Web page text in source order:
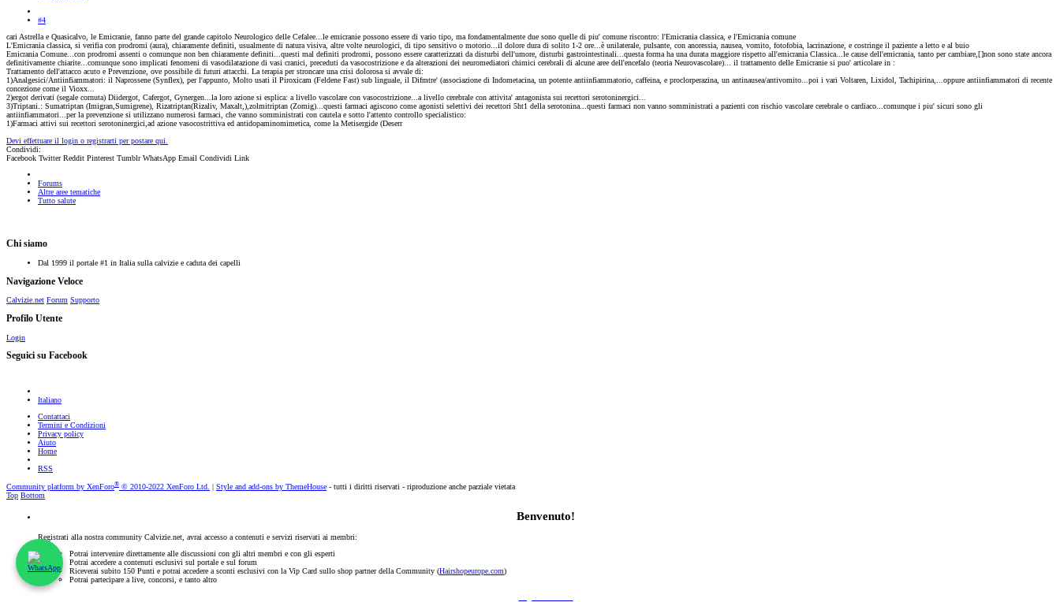
#4
cari Astrella e Quasicalvo, le Emicranie, fanno parte del grande capitolo Neurologico delle Cefalee...le emicranie possono essere di vario tipo, ma fondamentalmente due sono quelle di piu' comune riscontro: l'Emicrania classica, e l'Emicrania comune
L'Emicrania classica, si verifia con prodromi (aura), chiaramente definiti, usualmente di natura visiva, altre volte neurologici, di tipo sensitivo o motorio...il dolore dura di solito 1-2 ore...è unilaterale, pulsante, con anoressia, nausea, vomito, fotofobia, lacrinazione, e costringe il paziente a letto e al buio
Emicrania Comune...con prodromi assenti o comunque non ben chiaramente definiti...questi mal definiti prodromi, possono essere caratterizzati da disturbi dell'umore, disturbi gastrointestinali...questa forma ha una durata maggiore rispetto all'emicrania Classica...le cause dell'emicrania, tanto per cambiare,[]non sono state ancora
definitivamente chiarite...comunque sono implicati fenomeni di vasodilatazione di vasi cranici, preceduti da vasocostrizione e da alterazioni dei neuromediatori chimici cerebrali di alcune aree dell'encefalo (teoria Neurovascolare)... il trattamento delle Emicranie si puo' articolare in :
Trattamento dell'attacco acuto e Prevenzione, ove possibile di futuri attacchi. La terapia per stroncare una crisi dolorosa si avvale di:
1)Analgesici/Antiinfiammatori: il Naprossene (Synflex), per l'appunto, Molto usati il Piroxicam (Feldene Fast) sub linguale, il Difmtre' (associazione di Indometacina, un potente antiinfiammatorio, caffeina, e proclorperazina, un antinausea/antivomito...poi i vari Voltaren, Lixidol, Tachipirina,...oppure antiinfiammatori di recente
concezione come il Vioxx...
2)ergot derivati (segale cornuta) Diidergot, Cafergot, Gynergen...la loro azione si esplica: a livello vascolare con vasocostrizione...a livello cerebrale con attivita' antagonista sui recettori serotoninergici...
3)Triptani.: Sumatriptan (Imigran,Sumigrene), Rizatriptan(Rizaliv, Maxalt,),zolmitriptan (Zomig)...questi farmaci agiscono come agonisti selettivi dei recettori 5ht1 della serotonina...questi farmaci non vanno somministrati a pazienti con rischio vascolare cerebrale o cardiaco...comunque i piu' sicuri sono gli
antiinfiammatori...per la prevenzione si utilizzano numerosi farmaci, che vanno somministrati con cautela e sotto l'attento controllo specialistico:
1)Farmaci attivi sui recettori serotoninergici,ad azione vasocostrittiva ed antidopaminomimetica, come la Metisergide (Deserr
Devi effettuare il login o registrarti per postare qui.
Condividi:
Facebook Twitter Reddit Pinterest Tumblr WhatsApp Email Condividi Link
Forums
Altre aree tematiche
Tutto salute
Chi siamo
Dal 1999 il portale #1 in Italia sulla calvizie e caduta dei capelli
Navigazione Veloce
Calvizie.net Forum Supporto
Profilo Utente
Login
Seguici su Facebook
Italiano
Contattaci
Termini e Condizioni
Privacy policy
Aiuto
Home
RSS
Community platform by XenForo® © 2010-2022 XenForo Ltd. Style and add-ons by ThemeHouse - tutti i diritti riservati - riproduzione anche parziale vietata
Top Bottom
Benvenuto!
Registrati alla nostra community Calvizie.net, avrai accesso a contenuti e servizi riservati ai membri:
Potrai intervenire direttamente alle discussioni con gli altri membri e con gli esperti
Potrai accedere a contenuti esclusivi sul portale e sul forum
Riceverai subito 150 Punti e potrai accedere a sconti esclusivi con la Vip Card sullo shop partner della Community (Hairshopeurope.com)
Potrai partecipare a live, concorsi, e tanto altro